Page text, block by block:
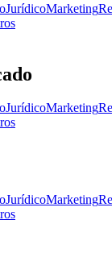
JurídicoMarketing
JurídicoMarketing
JurídicoMarketing